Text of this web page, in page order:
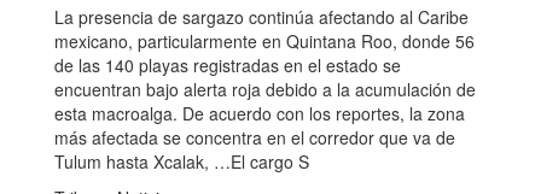
La presencia de sargazo continúa afectando al Caribe
mexicano, particularmente en Quintana Roo, donde 56
de las 140 playas registradas en el estado se
encuentran bajo alerta roja debido a la acumulación de
esta macroalga. De acuerdo con los reportes, la zona
más afectada se concentra en el corredor que va de
Tulum hasta Xcalak, …El cargo S